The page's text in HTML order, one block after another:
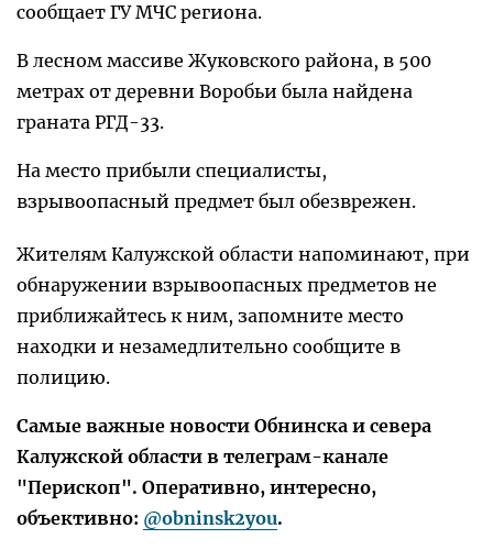
сообщает ГУ МЧС региона.
В лесном массиве Жуковского района, в 500
метрах от деревни Воробьи была найдена
граната РГД-33.
На место прибыли специалисты,
взрывоопасный предмет был обезврежен.
Жителям Калужской области напоминают, при
обнаружении взрывоопасных предметов не
приближайтесь к ним, запомните место
находки и незамедлительно сообщите в
полицию.
Самые важные новости Обнинска и севера
Калужской области в телеграм-канале
"Перископ". Оперативно, интересно,
объективно: @obninsk2you.